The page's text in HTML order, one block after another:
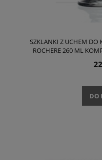
SZKLANKI Z UCHEM DO
ROCHERE 260 ML
DO